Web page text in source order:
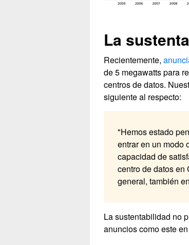
La
Recientemente,
de 5 megawatts para
centros de datos.
siguiente al respecto:
"Hemos estado
entrar en un modo
capacidad de
centro de datos en
general, también
La sustentabilidad no
anuncios como este